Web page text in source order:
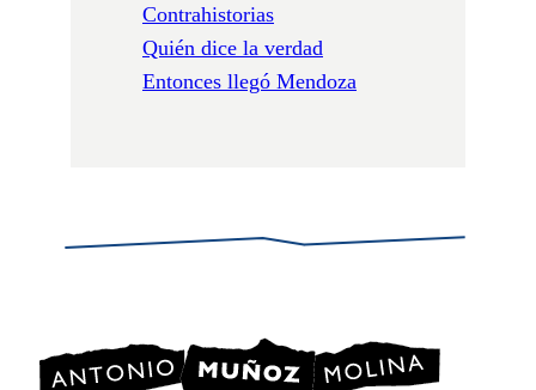
Contrahistorias
Quién dice la verdad
Entonces llegó Mendoza